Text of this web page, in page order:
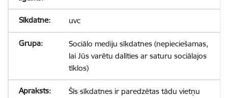
uvc
Sociālo mediju sīkdatnes (nepieciešamas,
lai Jūs varētu dalīties ar saturu sociālajos
tīklos)
Šīs sīkdatnes ir paredzētas tādu vietņu